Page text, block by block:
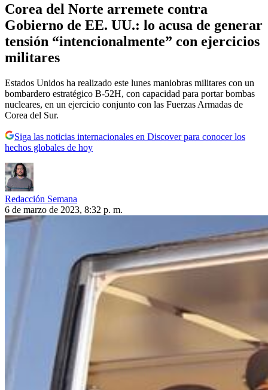
Corea del Norte arremete contra
Gobierno de EE. UU.: lo acusa de generar
tensión “intencionalmente” con ejercicios
militares
Estados Unidos ha realizado este lunes maniobras militares con un
bombardero estratégico B-52H, con capacidad para portar bombas
nucleares, en un ejercicio conjunto con las Fuerzas Armadas de
Corea del Sur.
Siga las noticias internacionales en Discover para conocer los
hechos globales de hoy
Redacción Semana
6 de marzo de 2023, 8:32 p. m.